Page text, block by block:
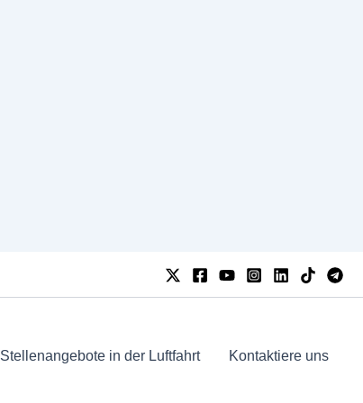
Stellenangebote in der Luftfahrt Kontaktiere uns